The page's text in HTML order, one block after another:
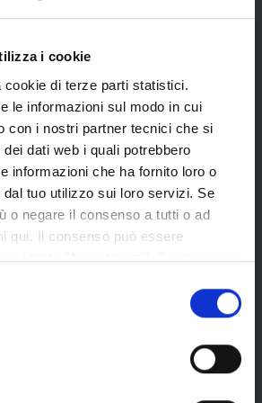
i cookie
di terze parti statistici.
le informazioni sul modo in cui
con i nostri partner tecnici che si
dati web i quali potrebbero
informazioni che ha fornito loro o
tuo utilizzo sui loro servizi. Se
o negare il consenso a tutti o ad
qui. Il consenso può essere
sul tasto "Accetta tutti". Se non vuole
di Reggio Emilia